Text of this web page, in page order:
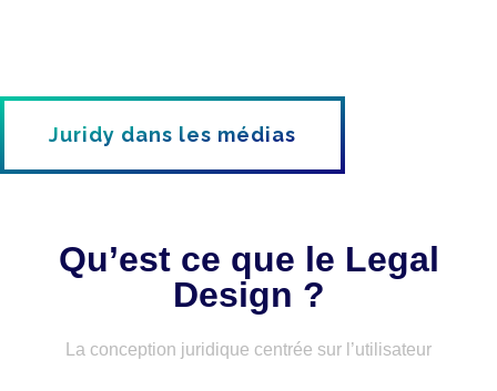
Juridy dans les médias
Qu’est ce que le Legal
Design ?
La conception juridique centrée sur l’utilisateur